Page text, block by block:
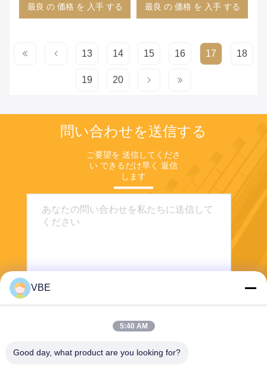
最良 の 価格 を 入手 する 最良 の 価格 を 入手 する
13 14 15 16 17 18
19 20
問い合わせを送信する
ご要望を 送信してくださ
い できるだけ早く 返信
します
VBE
5:40 AM
Good day, what product are you looking for?